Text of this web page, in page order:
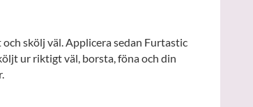
skölj väl. Applicera sedan Furtastic
ur riktigt väl, borsta, föna och din